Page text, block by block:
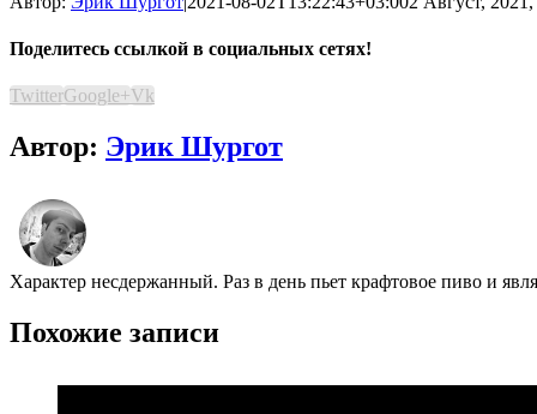
Поделитесь ссылкой в социальных сетях!
TwitterGoogle+Vk
Автор: Эрик Шургот
Характер несдержанный. Раз в день пьет крафтовое пиво и
Похожие записи